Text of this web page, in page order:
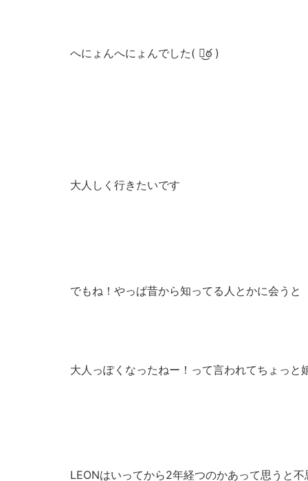
へにょんへにょんでした( ఠ͜ఠ )
大人しく行きたいです
でもね！やっぱ昔から知ってる人とかに会うと
大人っぽくなったねー！って言われてちょっと
LEONはいってから2年経つのかあって思うと不